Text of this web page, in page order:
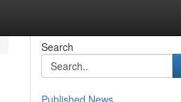
Search
Published News